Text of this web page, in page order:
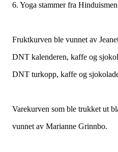
6. Yoga stammer fra
Fruktkurven ble vunnet av
DNT kalenderen, kaffe og
DNT turkopp, kaffe og
Varekurven som ble trukket ut
vunnet av Marianne Grinnbo.